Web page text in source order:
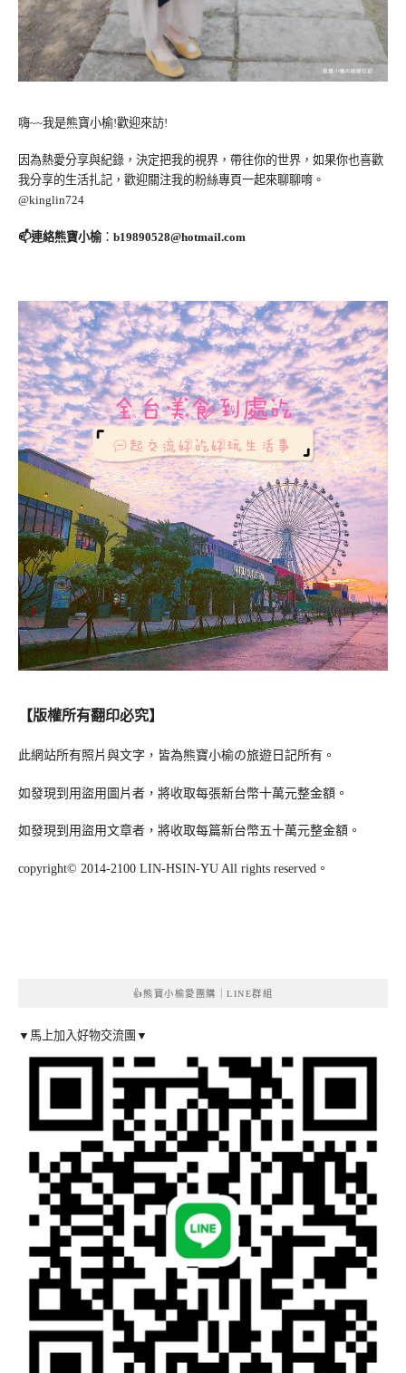
嗨~~我是熊寶小榆!歡迎來訪!
因為熱愛分享與紀錄，決定把我的視界，帶往你的世界，如果你也喜歡
我分享的生活扎記，歡迎關注我的粉絲專頁一起來聊聊唷。
@kinglin724
📫連絡熊寶小榆： b19890528@hotmail.com
【版權所有翻印必究】
此網站所有照片與文字，皆為熊寶小榆の旅遊日記所有。
如發現到用盜用圖片者，將收取每張新台幣十萬元整金額。
如發現到用盜用文章者，將收取每篇新台幣五十萬元整金額。
copyright© 2014-2100 LIN-HSIN-YU All rights reserved。
👍熊寶小榆愛團購｜LINE群組
▼馬上加入好物交流團▼